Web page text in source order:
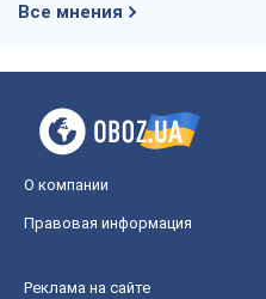
Все мнения
О компании
Правовая информация
Реклама на сайте